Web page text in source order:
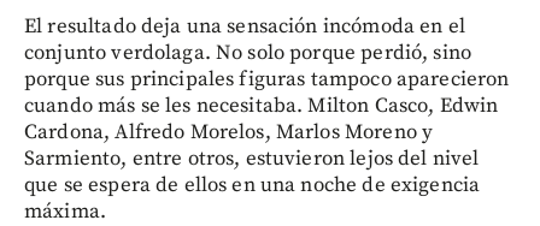
El resultado deja una sensación incómoda en el
conjunto verdolaga. No solo porque perdió, sino
porque sus principales figuras tampoco aparecieron
cuando más se les necesitaba. Milton Casco, Edwin
Cardona, Alfredo Morelos, Marlos Moreno y
Sarmiento, entre otros, estuvieron lejos del nivel
que se espera de ellos en una noche de exigencia
máxima.